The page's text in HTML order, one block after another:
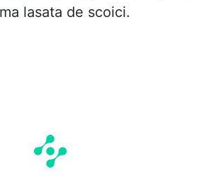
lasata de scoici.